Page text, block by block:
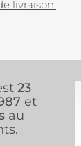
livraison.
23
et
au